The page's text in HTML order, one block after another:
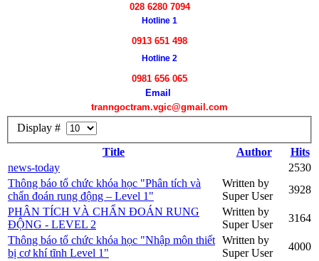
028 6280 7094
Hotline 1
0913 651 498
Hotline 2
0981 656 065
Email
tranngoctram.vgic@gmail.com
Display #
Title
Author
Hits
news-today
2530
Thông báo tổ chức khóa học "Phân tích và
chẩn đoán rung động – Level 1"
Written by
Super User
3928
PHÂN TÍCH VÀ CHẨN ĐOÁN RUNG
ĐỘNG - LEVEL 2
Written by
Super User
3164
Thông báo tổ chức khóa học "Nhập môn thiết
bị cơ khí tĩnh Level 1"
Written by
Super User
4000